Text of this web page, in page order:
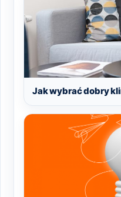
Jak wybrać dobry